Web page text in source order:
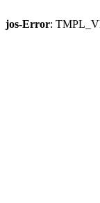
jos-Error: